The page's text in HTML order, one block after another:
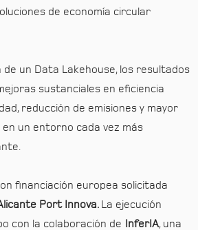
de economía circular
de un Data Lakehouse, los resultados
sustanciales en eficiencia
reducción de emisiones y mayor
un entorno cada vez más
financiación europea solicitada
Port Innova.
La ejecución
con la colaboración de
InferIA, una